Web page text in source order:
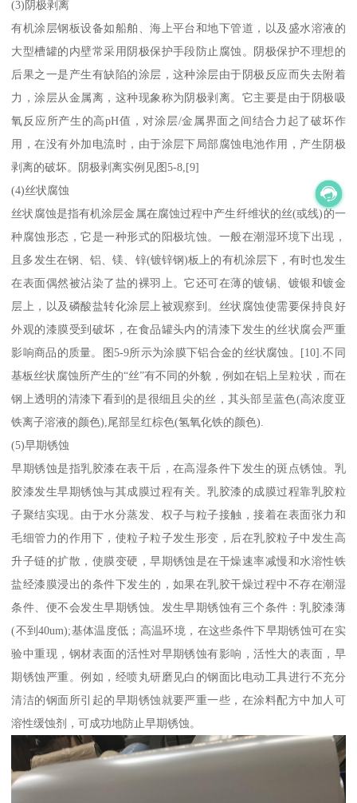
(3)阴极剥离
有机涂层钢板设备如船舶、海上平台和地下管道，以及盛水溶液的
大型槽罐的内壁常采用阴极保护手段防止腐蚀。阴极保护不理想的
后果之一是产生有缺陷的涂层，这种涂层由于阴极反应而失去附着
力，涂层从金属离，这种现象称为阴极剥离。它主要是由于阴极吸
氧反应所产生的高pH值，对涂层/金属界面之间结合力起了破坏作
用，在没有外加电流时，由于涂层下局部腐蚀电池作用，产生阴极
剥离的破坏。阴极剥离实例见图5-8,[9]
(4)丝状腐蚀
丝状腐蚀是指有机涂层金属在腐蚀过程中产生纤维状的丝(或线)的一
种腐蚀形态，它是一种形式的阳极坑蚀。一般在潮湿环境下出现，
且多发生在钢、铝、镁、锌(镀锌钢)板上的有机涂层下，有时也发生
在表面偶然被沾染了盐的裸羽上。它还可在薄的镀锡、镀银和镀金
层上，以及磷酸盐转化涂层上被观察到。丝状腐蚀使需要保持良好
外观的漆膜受到破坏，在食品罐头内的清漆下发生的丝状腐会严重
影响商品的质量。图5-9所示为涂膜下铝合金的丝状腐蚀。[10].不同
基板丝状腐蚀所产生的“丝”有不同的外貌，例如在铝上呈粒状，而在
钢上透明的清漆下看到的是很细且尖的丝，其头部呈蓝色(高浓度亚
铁离子溶液的颜色),尾部呈红棕色(氢氧化铁的颜色).
(5)早期锈蚀
早期锈蚀是指乳胶漆在表干后，在高湿条件下发生的斑点锈蚀。乳
胶漆发生早期锈蚀与其成膜过程有关。乳胶漆的成膜过程靠乳胶粒
子聚结实现。由于水分蒸发、权子与粒子接触，接着在表面张力和
毛细管力的作用下，使粒子粒子发生形变，后在乳胶粒子中发生高
升子链的扩散，使膜变硬，早期锈蚀是在干燥速率减慢和水溶性铁
盐经漆膜浸出的条件下发生的，如果在乳胶干燥过程中不存在潮湿
条件、便不会发生早期锈蚀。发生早期锈蚀有三个条件：乳胶漆薄
(不到40um);基体温度低；高温环境，在这些条件下早期锈蚀可在实
验中重现，钢材表面的活性对早期锈蚀有影响，活性大的表面，早
期锈蚀严重。例如，经喷丸研磨见白的钢面比电动工具进行不充分
清洁的钢面所引起的早期锈蚀就要严重一些，在涂料配方中加人可
溶性缓蚀剂，可成功地防止早期锈蚀。